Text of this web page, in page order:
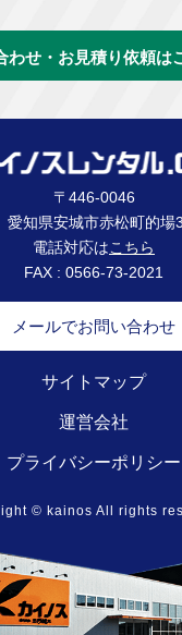
わせ・お見積り依頼は
〒446-0046
知県安城市赤松町的場
電話対応はこちら
FAX : 0566-73-2021
メールでお問い合わせ
サイトマップ
運営会社
プライバシーポリシー
© kainos All rights